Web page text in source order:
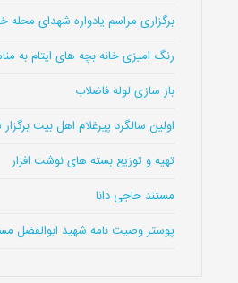
برگزاری مراسم یادواره شهدای
رنگ امیزی خانه بچه های ایتام به
باز سازی لوله فاضلاب
اولین سالگرد پیرغلام اهل بیت
تهیه و توزیع بسته های نوشت افزار
مستند حاجی دانا
پوستر وصیت نامه شهید ابوالفضل